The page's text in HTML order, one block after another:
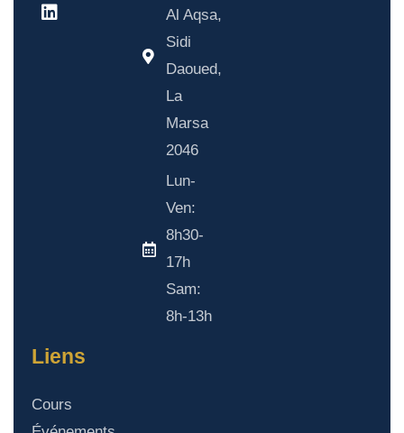
Al Aqsa,
Sidi
Daoued,
La
Marsa
2046
Lun-
Ven:
8h30-
17h
Sam:
8h-13h
Liens
Cours